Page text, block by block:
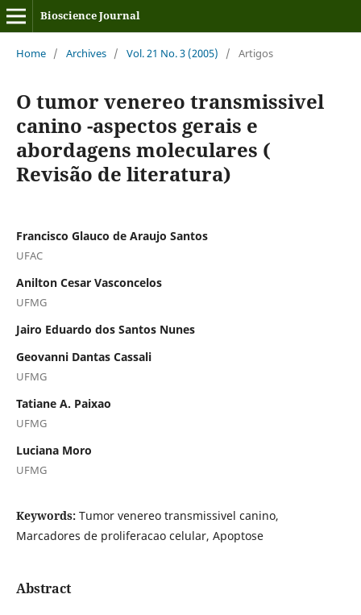
Bioscience Journal
Home / Archives / Vol. 21 No. 3 (2005) / Artigos
O tumor venereo transmissivel
canino -aspectos gerais e
abordagens moleculares (
Revisão de literatura)
Francisco Glauco de Araujo Santos
UFAC
Anilton Cesar Vasconcelos
UFMG
Jairo Eduardo dos Santos Nunes
Geovanni Dantas Cassali
UFMG
Tatiane A. Paixao
UFMG
Luciana Moro
UFMG
Keywords: Tumor venereo transmissivel canino,
Marcadores de proliferacao celular, Apoptose
Abstract